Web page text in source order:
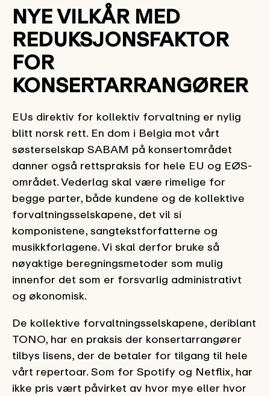
NYE VILKÅR MED
REDUKSJONSFAKTOR
FOR
KONSERTARRANGØRER
EUs direktiv for kollektiv forvaltning er nylig
blitt norsk rett. En dom i Belgia mot vårt
søsterselskap SABAM på konsertområdet
danner også rettspraksis for hele EU og EØS-
området. Vederlag skal være rimelige for
begge parter, både kundene og de kollektive
forvaltningsselskapene, det vil si
komponistene, sangtekstforfatterne og
musikkforlagene. Vi skal derfor bruke så
nøyaktige beregningsmetoder som mulig
innenfor det som er forsvarlig administrativt
og økonomisk.
De kollektive forvaltningsselskapene, deriblant
TONO, har en praksis der konsertarrangører
tilbys lisens, der de betaler for tilgang til hele
vårt repertoar. Som for Spotify og Netflix, har
ikke pris vært påvirket av hvor mye eller hvor